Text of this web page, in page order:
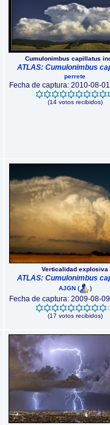
Cumulonimbus capillatus
ATLAS: Cumulonimbus
perrete
Fecha de captura: 2010-08-
(14 votos recibidos)
Verticalidad explosiva
ATLAS: Cumulonimbus
AJGN( )
Fecha de captura: 2009-08-
(17 votos recibidos)